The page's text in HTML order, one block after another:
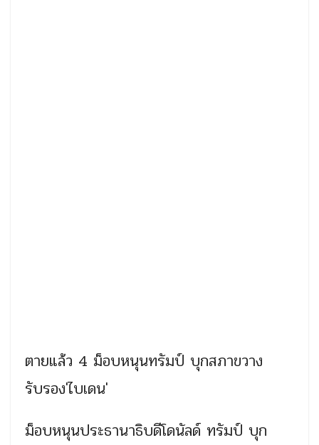
ตายแล้ว 4 ม็อบหนุนทรัมป์ บุกสภาขวาง
รับรอง'ไบเดน'
ม็อบหนุนประธานาธิบดีโดนัลด์ ทรัมป์ บุก